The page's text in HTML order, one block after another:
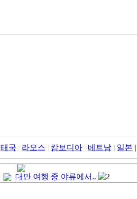
태국 | 라오스 | 캄보디아 | 베트남 | 일본 |
대만 여행 중 야류에서..
2